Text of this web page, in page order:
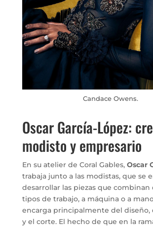
Candace Owens.
Oscar García-López:
modisto y empresario
En su atelier de Coral Gables, Oscar
trabaja junto a las modistas, que se
desarrollar las piezas que
tipos de trabajo, a máquina o a
encarga principalmente del diseño,
y el corte. El hecho de que en la